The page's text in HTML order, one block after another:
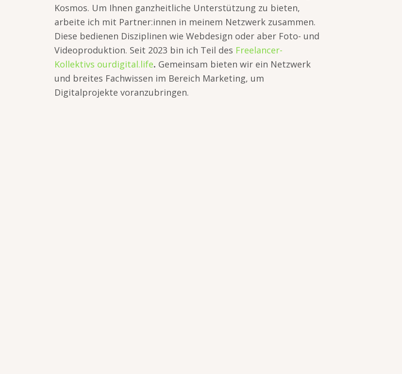
Kosmos. Um Ihnen ganzheitliche Unterstützung zu bieten,
arbeite ich mit Partner:innen in meinem Netzwerk zusammen.
Diese bedienen Disziplinen wie Webdesign oder aber Foto- und
Videoproduktion. Seit 2023 bin ich Teil des Freelancer-
Kollektivs ourdigital.life. Gemeinsam bieten wir ein Netzwerk
und breites Fachwissen im Bereich Marketing, um
Digitalprojekte voranzubringen.